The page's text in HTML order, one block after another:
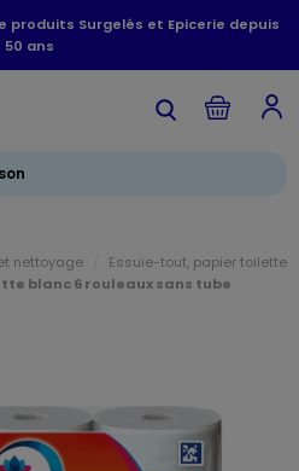
produits Surgelés et Epicerie depuis
50 ans
nettoyage
Essuie-tout, papier toilette
blanc 6 rouleaux sans tube